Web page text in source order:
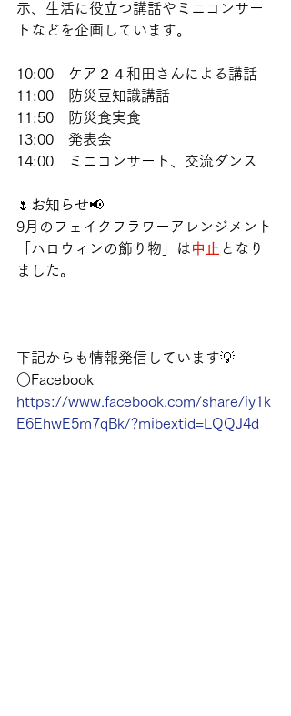
示、生活に役立つ講話やミニコンサー
トなどを企画しています。
10:00　ケア２４和田さんによる講話
11:00　防災豆知識講話
11:50　防災食実食
13:00　発表会
14:00　ミニコンサート、交流ダンス
🌷お知らせ📢
9月のフェイクフラワーアレンジメント
「ハロウィンの飾り物」は 中止 となり
ました。
下記からも情報発信しています💡
○Facebook
https://www.facebook.com/share/iy1k
E6EhwE5m7qBk/?mibextid=LQQJ4d